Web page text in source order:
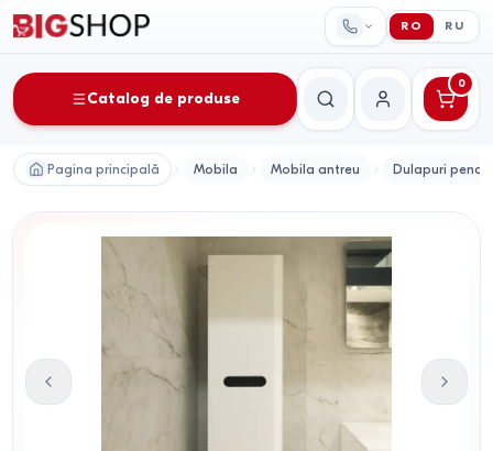
RO RU
Catalog de produse
CăutareContul meu
0
Pagina principală Mobila Mobila antreu Dulapuri penal